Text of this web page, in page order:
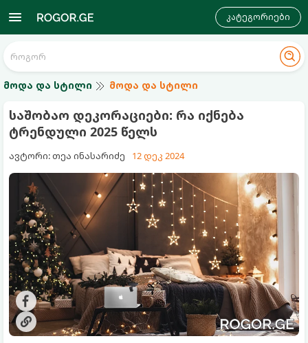
კატეგორიები
მოდა და სტილი მოდა და სტილი
საშობაო დეკორაციები: რა იქნება
ტრენდული 2025 წელს
ავტორი: თეა ინასარიძე 12 დეკ 2024